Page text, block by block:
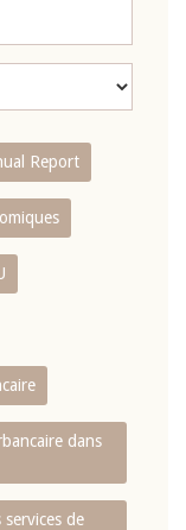
Report
dans
de